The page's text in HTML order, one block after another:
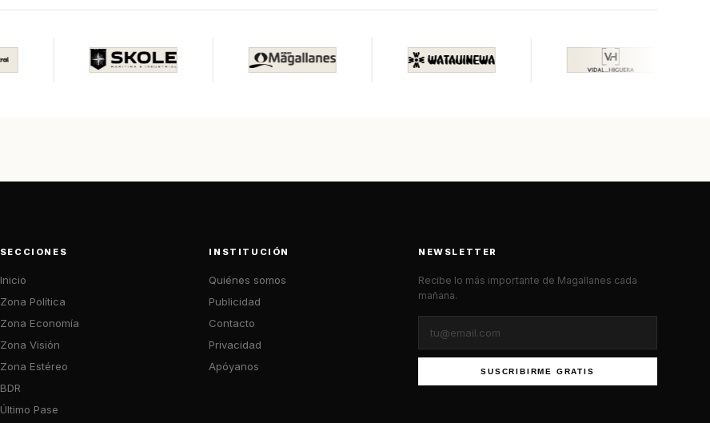
SECCIONES
Inicio
Zona Política
Zona Economía
Zona Visión
Zona Estéreo
BDR
Último Pase
INSTITUCIÓN
Quiénes somos
Publicidad
Contacto
Privacidad
Apóyanos
NEWSLETTER
Recibe lo más importante de Magallanes cada
mañana.
SUSCRIBIRME GRATIS